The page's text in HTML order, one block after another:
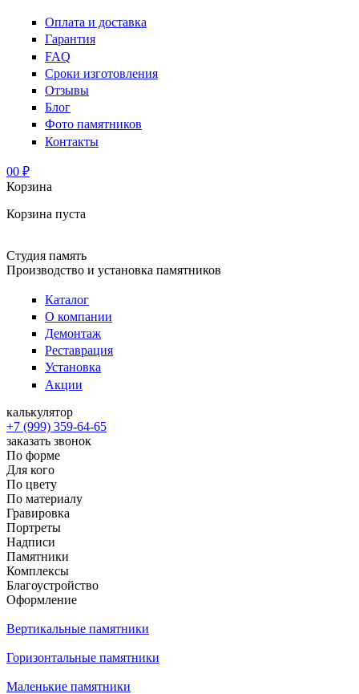
Оплата и доставка
Гарантия
FAQ
Сроки изготовления
Отзывы
Блог
Фото памятников
Контакты
00 ₽
Корзина
Корзина пуста
Студия память
Производство и установка памятников
Каталог
О компании
Демонтаж
Реставрация
Установка
Акции
калькулятор
+7 (999) 359-64-65
заказать звонок
По форме
Для кого
По цвету
По материалу
Гравировка
Портреты
Надписи
Памятники
Комплексы
Благоустройство
Оформление
Вертикальные памятники
Горизонтальные памятники
Маленькие памятники